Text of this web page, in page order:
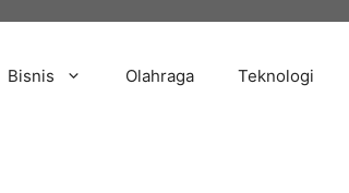
Bisnis Olahraga Teknologi